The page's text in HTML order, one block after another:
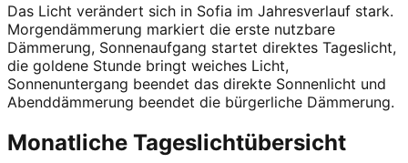
Das Licht verändert sich in Sofia im Jahresverlauf stark.
Morgendämmerung markiert die erste nutzbare
Dämmerung, Sonnenaufgang startet direktes Tageslicht,
die goldene Stunde bringt weiches Licht,
Sonnenuntergang beendet das direkte Sonnenlicht und
Abenddämmerung beendet die bürgerliche Dämmerung.
Monatliche Tageslichtübersicht